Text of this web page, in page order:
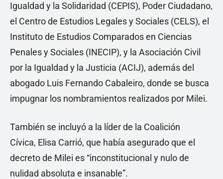
Igualdad y la Solidaridad (CEPIS), Poder Ciudadano,
el Centro de Estudios Legales y Sociales (CELS), el
Instituto de Estudios Comparados en Ciencias
Penales y Sociales (INECIP), y la Asociación Civil
por la Igualdad y la Justicia (ACIJ), además del
abogado Luis Fernando Cabaleiro, donde se busca
impugnar los nombramientos realizados por Milei.
También se incluyó a la líder de la Coalición
Cívica, Elisa Carrió, que había asegurado que el
decreto de Milei es “inconstitucional y nulo de
nulidad absoluta e insanable”.